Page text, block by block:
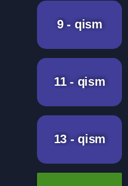
9 - qism
11 - qism
13 - qism